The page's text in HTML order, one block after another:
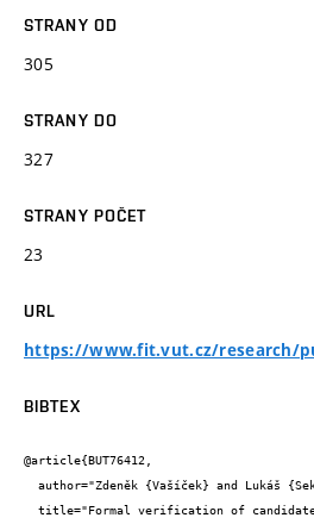
STRANY OD
305
STRANY DO
327
STRANY POČET
23
URL
https://www.fit.vut.cz/research/
BIBTEX
@article{BUT76412,